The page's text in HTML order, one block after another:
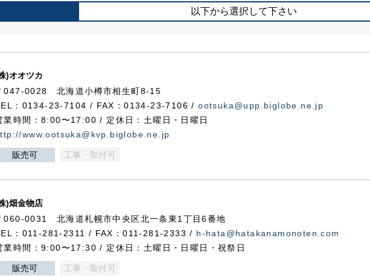
以下から選択して下さい
)オオツカ
047-0028 北海道小樽市相生町8-15
：0134-23-7104 / FAX：0134-23-7106 /ootsuka@upp.biglobe.ne.jp
業時間：8:00〜17:00 / 定休日：土曜日・日曜日
www.ootsuka@kvp.biglobe.ne.jp
販売可 工事・取付可
)畑金物店
060-0031 北海道札幌市中央区北一条東1丁目6番地
：011-281-2311 / FAX：011-281-2333 / h-hata@hatakanamonoten.com
業時間：9:00〜17:30 / 定休日：土曜日・日曜日・祝祭日
販売可 工事・取付可